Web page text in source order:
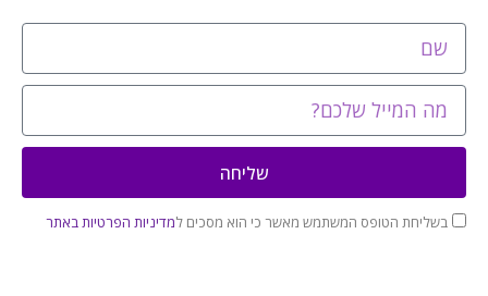
בשליחת הטופס המשתמש מאשר כי הוא מסכים למדיניות הפרטיות באתר
שליחה